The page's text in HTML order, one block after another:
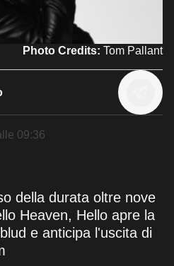
Photo Credits: Tom Pallant
09:36
della durata oltre nove
Heaven, Hello apre la
e anticipa l'uscita di